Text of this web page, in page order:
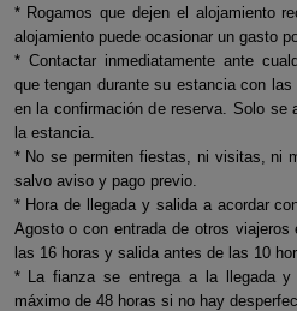
* Rogamos que dejen el alojamiento
alojamiento puede ocasionar un gasto
* Contactar inmediatamente ante
que tengan durante su estancia con
en la confirmación de reserva. Solo se
la estancia.
* No se permiten fiestas, ni visitas, ni
salvo aviso y pago previo.
* Hora de llegada y salida a acordar
Agosto o con entrada de otros
las 16 horas y salida antes de las 10
* La fianza se entrega a la llegada
máximo de 48 horas si no hay